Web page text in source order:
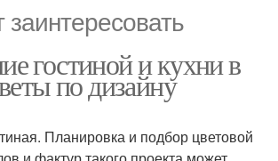
гостиной и кухни в
по дизайну
Планировка и подбор цветовой